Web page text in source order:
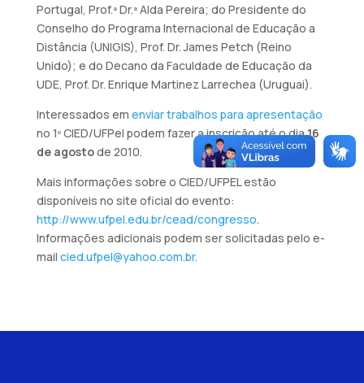
Portugal, Prof.ª Dr.ª Alda Pereira; do Presidente do
Conselho do Programa Internacional de Educação a
Distância (UNIGIS), Prof. Dr. James Petch (Reino
Unido); e do Decano da Faculdade de Educação da
UDE, Prof. Dr. Enrique Martinez Larrechea (Uruguai).
Interessados em enviar trabalhos para apresentação
no 1º CIED/UFPel podem fazer a inscrição até o dia16
de agostode 2010.
Mais informações sobre o CIED/UFPEL estão
disponíveis no site oficial do evento:
http://www.ufpel.edu.br/cead/congresso.
Informações adicionais podem ser solicitadas pelo e-
mail cied.ufpel@yahoo.com.br.